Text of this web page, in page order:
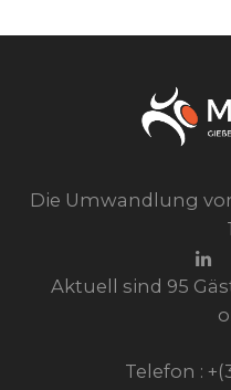
Die Umwandlung
Aktuell sind 95
Telefon :